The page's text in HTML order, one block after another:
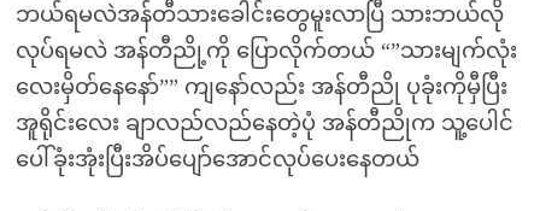
ဘယ်ရမလဲအန်တီသားခေါင်းတွေမူးလာပြီ သားဘယ်လို
လုပ်ရမလဲ အန်တီညို့ကို ပြောလိုက်တယ် “”သားမျက်လုံး
လေးမှိတ်နေနော်”” ကျနော်လည်း အန်တီညို ပုခုံးကိုမှီပြီး
အူရိုင်းလေး ချာလည်လည်နေတဲ့ပုံ အန်တီညိုက သူ့ပေါင်
ပေါ်ခုံးအုံးပြီးအိပ်ပျော်အောင်လုပ်ပေးနေတယ်